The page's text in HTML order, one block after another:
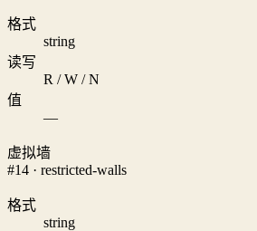
格式
string
读写
R / W / N
值
—
虚拟墙
#14 · restricted-walls
格式
string